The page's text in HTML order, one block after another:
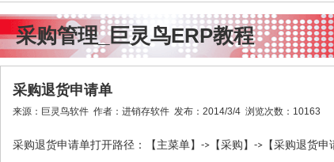
采购管理_巨灵鸟ERP教程
采购退货申请单
来源：巨灵鸟软件 作者：进销存软件 发布：2014/3/4 浏览次数：10163
采购退货申请单打开路径：【主菜单】 -> 【采购】 -> 【采购退货申